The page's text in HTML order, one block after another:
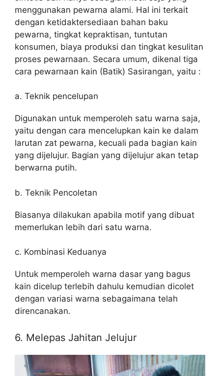
menggunakan pewarna alami. Hal ini terkait
dengan ketidaktersediaan bahan baku
pewarna, tingkat kepraktisan, tuntutan
konsumen, biaya produksi dan tingkat kesulitan
proses pewarnaan. Secara umum, dikenal tiga
cara pewarnaan kain (Batik) Sasirangan, yaitu :
a. Teknik pencelupan
Digunakan untuk memperoleh satu warna saja,
yaitu dengan cara mencelupkan kain ke dalam
larutan zat pewarna, kecuali pada bagian kain
yang dijelujur. Bagian yang dijelujur akan tetap
berwarna putih.
b. Teknik Pencoletan
Biasanya dilakukan apabila motif yang dibuat
memerlukan lebih dari satu warna.
c. Kombinasi Keduanya
Untuk memperoleh warna dasar yang bagus
kain dicelup terlebih dahulu kemudian dicolet
dengan variasi warna sebagaimana telah
direncanakan.
6. Melepas Jahitan Jelujur